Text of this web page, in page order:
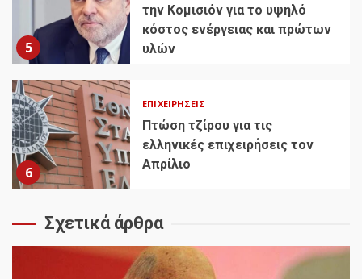
5
την Κομισιόν για το υψηλό
κόστος ενέργειας και πρώτων
υλών
6
ΕΠΙΧΕΙΡΉΣΕΙΣ
Πτώση τζίρου για τις
ελληνικές επιχειρήσεις τον
Απρίλιο
Σχετικά άρθρα